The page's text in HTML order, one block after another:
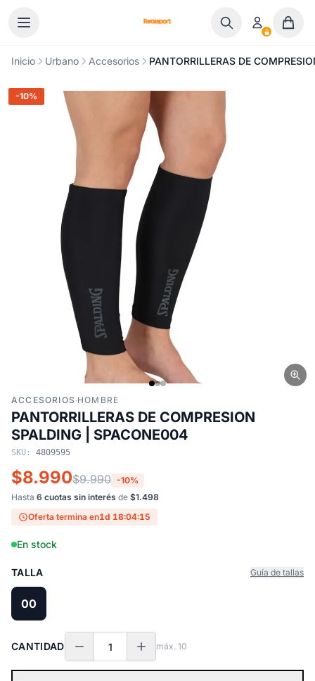
Inicio Urbano Accesorios PANTORRILLERAS DE
-10%
ACCESORIOS ·HOMBRE
PANTORRILLERAS DE COMPRESION
SPALDING | SPACONE004
SKU: 4809595
$8.990$9.990 -10%
Hasta 6 cuotas sin interés de $1.498
Oferta termina en1d 18:04:15
En stock
TALLA Guía de tallas
00
CANTIDAD máx. 10